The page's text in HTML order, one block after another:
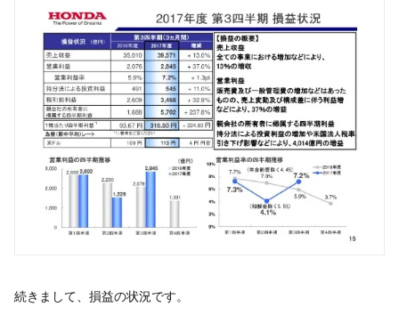
続きまして、損益の状況です。